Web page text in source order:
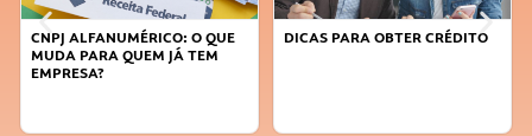
DICAS PARA OBTER CRÉDITO
FAÇA A DIFERENÇA: SEJA